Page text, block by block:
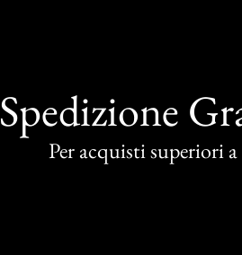
Spedizione
Per acquisti superiori